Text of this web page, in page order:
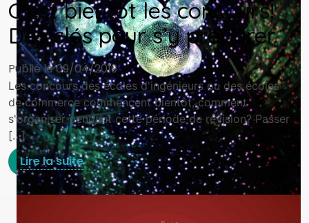
C’est bientôt les concours!
Des clés pour s’y préparer.
Publié le 09/04/2019
Les concours des écoles d'ingénieurs ou des écoles
de commerce commencent bientôt, comment
s'organiser pendant cette période de révision? Passer
[…]
Lire la suite